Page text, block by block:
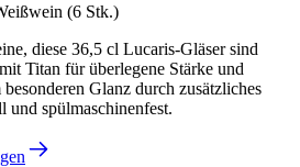
(6 Stk.)
diese 36,5 cl Lucaris-Gläser sind
Titan für überlegene Stärke und
Glanz durch zusätzliches
und spülmaschinenfest.